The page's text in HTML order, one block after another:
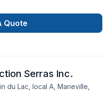
Quote
Serras Inc.
du Lac, local A, Marieville,